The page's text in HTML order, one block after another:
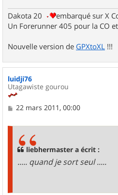
Dakota 20
embarqué sur X
Un Forerunner 405 pour la CO
Nouvelle version de GPXtoXL !!!
luidji76
Utagawiste gourou
M
22 mars 2011, 00:00
liebhermaster a écrit :
..... quand je sort seul .....